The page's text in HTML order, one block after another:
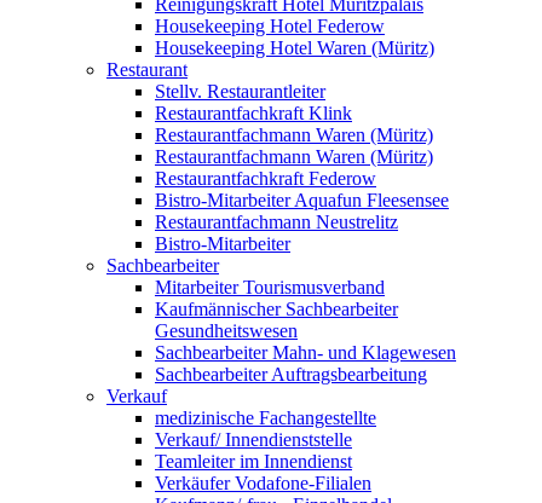
Reinigungskraft Hotel Müritzpalais
Housekeeping Hotel Federow
Housekeeping Hotel Waren (Müritz)
Restaurant
Stellv. Restaurantleiter
Restaurantfachkraft Klink
Restaurantfachmann Waren (Müritz)
Restaurantfachmann Waren (Müritz)
Restaurantfachkraft Federow
Bistro-Mitarbeiter Aquafun Fleesensee
Restaurantfachmann Neustrelitz
Bistro-Mitarbeiter
Sachbearbeiter
Mitarbeiter Tourismusverband
Kaufmännischer Sachbearbeiter
Gesundheitswesen
Sachbearbeiter Mahn- und Klagewesen
Sachbearbeiter Auftragsbearbeitung
Verkauf
medizinische Fachangestellte
Verkauf/ Innendienststelle
Teamleiter im Innendienst
Verkäufer Vodafone-Filialen